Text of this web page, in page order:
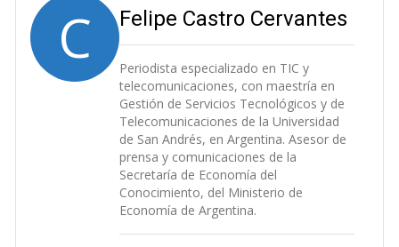
C Felipe Castro Cervantes
Periodista especializado en TIC y
telecomunicaciones, con maestría en
Gestión de Servicios Tecnológicos y de
Telecomunicaciones de la Universidad
de San Andrés, en Argentina. Asesor de
prensa y comunicaciones de la
Secretaría de Economía del
Conocimiento, del Ministerio de
Economía de Argentina.